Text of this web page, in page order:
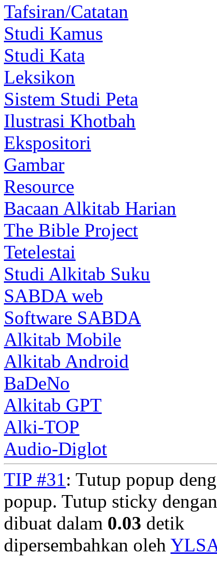
Tafsiran/Catatan
Studi Kamus
Studi Kata
Leksikon
Sistem Studi Peta
Ilustrasi Khotbah
Ekspositori
Gambar
Resource
Bacaan Alkitab Harian
The Bible Project
Tetelestai
Studi Alkitab Suku
SABDA web
Software SABDA
Alkitab Mobile
Alkitab Android
BaDeNo
Alkitab GPT
Alki-TOP
Audio-Diglot
TIP #31: Tutup popup
popup. Tutup sticky
dibuat dalam 0.03 detik
dipersembahkan oleh